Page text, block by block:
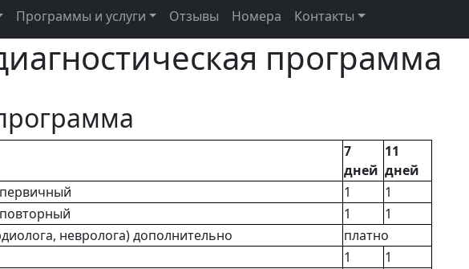
Программы и услуги Отзывы Номера Контакты
программа
7
дней
11
дней
1
1
1
1
невролога) дополнительно
платно
1
1